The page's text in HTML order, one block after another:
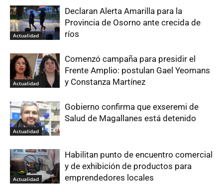
Actualidad
Declaran Alerta Amarilla para la
Provincia de Osorno ante crecida de
ríos
Actualidad
Comenzó campaña para presidir el
Frente Amplio: postulan Gael Yeomans
y Constanza Martínez
Actualidad
Gobierno confirma que exseremi de
Salud de Magallanes está detenido
Actualidad
Habilitan punto de encuentro comercial
y de exhibición de productos para
emprendedores locales